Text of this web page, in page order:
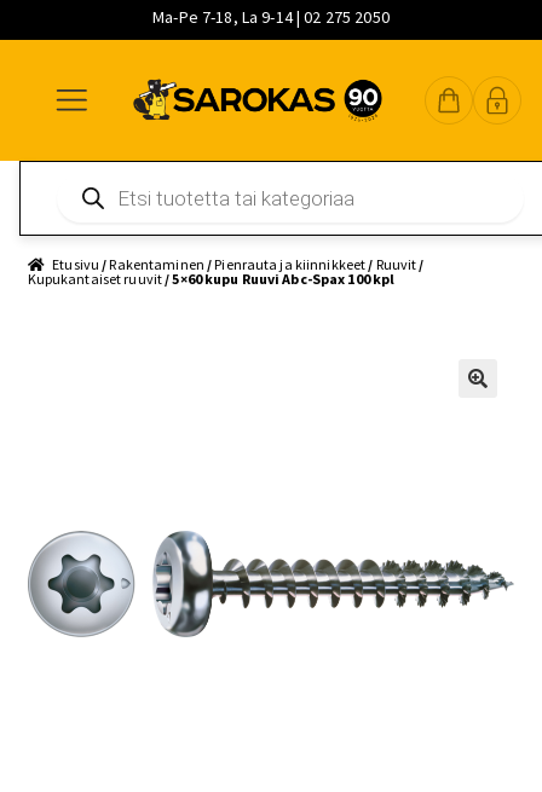
Ma-Pe 7-18, La 9-14 | 02 275 2050
navigointiin
sisältöön
pääsisältöön
search
Etusivu /Rakentaminen /Pienrauta ja kiinnikkeet / Ruuvit /
Kupukantaiset ruuvit / 5×60 kupu Ruuvi Abc-Spax 100 kpl